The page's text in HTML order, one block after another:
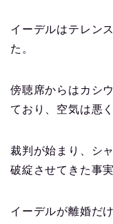
イーデルはテレン
た。
傍聴席からはカシ
ており、空気は悪
裁判が始まり、シ
破綻させてきた事
イーデルが離婚だ